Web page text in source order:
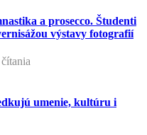
a prosecco. Študenti
výstavy fotografií
čítania
umenie, kultúru i